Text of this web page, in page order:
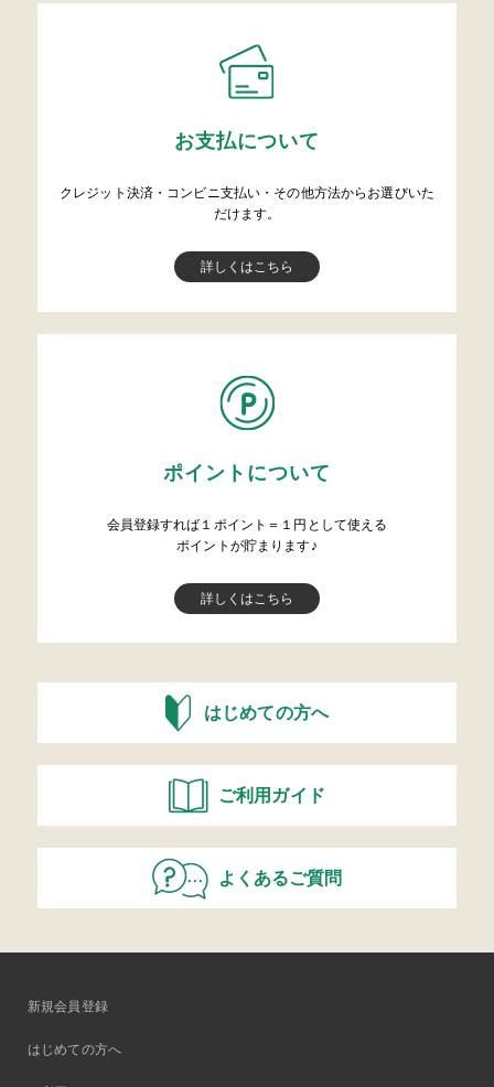
お支払について
クレジット決済・コンビニ支払い・その他方法からお選びいた
だけます。
詳しくはこちら
ポイントについて
会員登録すれば１ポイント＝１円として使える
ポイントが貯まります♪
詳しくはこちら
はじめての方へ
ご利用ガイド
よくあるご質問
新規会員登録
はじめての方へ